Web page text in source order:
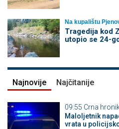
Na kupalištu
Tragedija kod
utopio se 24-
Najnovije Najčitanije
09:55 Crna
Maloljetnik
vrata u